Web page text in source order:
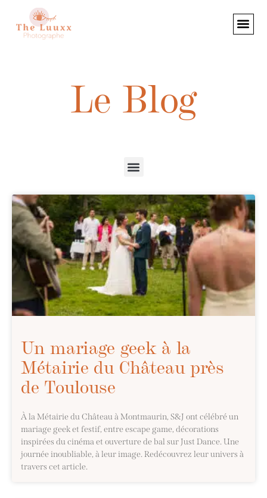
Le Blog
Un mariage geek à la
Métairie du Château près
de Toulouse
À la Métairie du Château à Montmaurin, S&J ont célébré un
mariage geek et festif, entre escape game, décorations
inspirées du cinéma et ouverture de bal sur Just Dance. Une
journée inoubliable, à leur image. Redécouvrez leur univers à
travers cet article.